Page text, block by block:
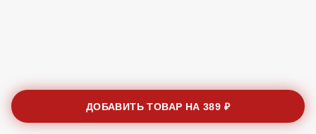
ДОБАВИТЬ ТОВАР НА389 ₽